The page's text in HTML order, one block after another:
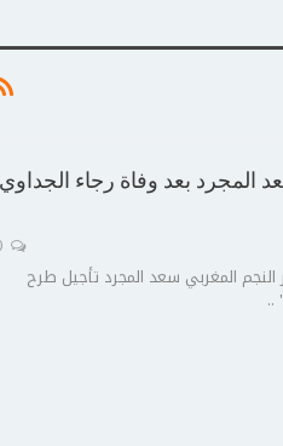
بعد وفاة رجاء الجداوي
المغربي سعد المجرد تأجيل طرح
..